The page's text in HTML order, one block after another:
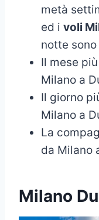
metà
ed i voli
notte
Il mese
Milano a
Il giorno
Milano a
La
da Milano
Milano